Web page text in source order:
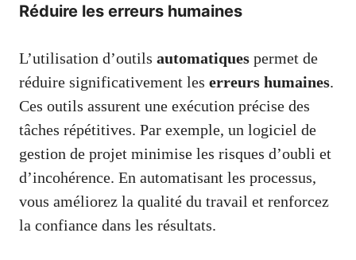
Réduire les erreurs humaines
L’utilisation d’outils automatiques permet de
réduire significativement les erreurs humaines.
Ces outils assurent une exécution précise des
tâches répétitives. Par exemple, un logiciel de
gestion de projet minimise les risques d’oubli et
d’incohérence. En automatisant les processus,
vous améliorez la qualité du travail et renforcez
la confiance dans les résultats.